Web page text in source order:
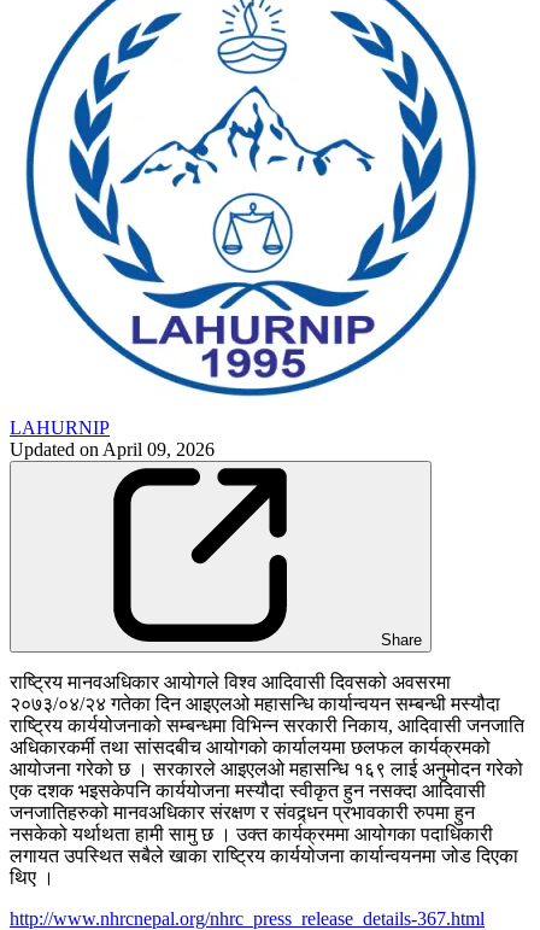
LAHURNIP
Updated on April 09, 2026
Share
राष्ट्रिय मानवअधिकार आयोगले विश्व आदिवासी दिवसको अवसरमा
२०७३/०४/२४ गतेका दिन आइएलओ महासन्धि कार्यान्वयन सम्बन्धी मस्यौदा
राष्ट्रिय कार्ययोजनाको सम्बन्धमा विभिन्न सरकारी निकाय, आदिवासी जनजाति
अधिकारकर्मी तथा सांसदबीच आयोगको कार्यालयमा छलफल कार्यक्रमको
आयोजना गरेको छ । सरकारले आइएलओ महासन्धि १६९ लाई अनुमोदन गरेको
एक दशक भइसकेपनि कार्ययोजना मस्यौदा स्वीकृत हुन नसक्दा आदिवासी
जनजातिहरुको मानवअधिकार संरक्षण र संवद्र्धन प्रभावकारी रुपमा हुन
नसकेको यर्थाथता हामी सामु छ । उक्त कार्यक्रममा आयोगका पदाधिकारी
लगायत उपस्थित सबैले खाका राष्ट्रिय कार्ययोजना कार्यान्वयनमा जोड दिएका
थिए ।
http://www.nhrcnepal.org/nhrc_press_release_details-367.html